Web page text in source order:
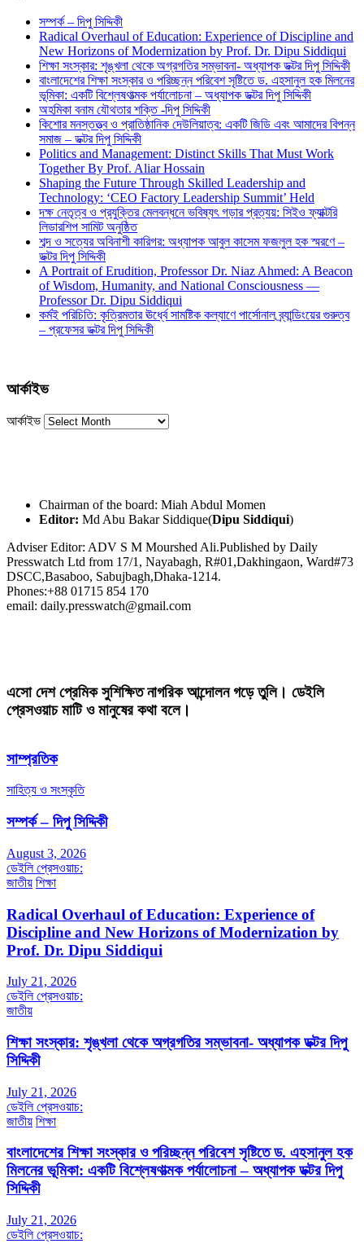
সম্পর্ক – দিপু সিদ্দিকী
Radical Overhaul of Education: Experience of Discipline and
New Horizons of Modernization by Prof. Dr. Dipu Siddiqui
শিক্ষা সংস্কার: শৃঙ্খলা থেকে অগ্রগতির সম্ভাবনা- অধ্যাপক ডক্টর দিপু সিদ্দিকী
বাংলাদেশের শিক্ষা সংস্কার ও পরিচ্ছন্ন পরিবেশ সৃষ্টিতে ড. এহসানুল হক মিলনের
ভূমিকা: একটি বিশ্লেষণাত্মক পর্যালোচনা – অধ্যাপক ডক্টর দিপু সিদ্দিকী
অহমিকা বনাম যৌথতার শক্তি -দিপু সিদ্দিকী
কিশোর মনস্তত্ত্ব ও প্রাতিষ্ঠানিক দেউলিয়াত্ব: একটি জিডি এবং আমাদের বিপন্ন
সমাজ – ডক্টর দিপু সিদ্দিকী
Politics and Management: Distinct Skills That Must Work
Together By Prof. Aliar Hossain
Shaping the Future Through Skilled Leadership and
Technology: ‘CEO Factory Leadership Summit’ Held
দক্ষ নেতৃত্ব ও প্রযুক্তির মেলবন্ধনে ভবিষ্যৎ গড়ার প্রত্যয়: সিইও ফ্যাক্টরি
লিডারশিপ সামিট অনুষ্ঠিত
শব্দ ও সত্যের অবিনাশী কারিগর: অধ্যাপক আবুল কাসেম ফজলুল হক স্মরণে –
ডক্টর দিপু সিদ্দিকী
A Portrait of Erudition, Professor Dr. Niaz Ahmed: A Beacon
of Wisdom, Humanity, and National Consciousness —
Professor Dr. Dipu Siddiqui
কর্মই পরিচিতি: কৃত্রিমতার ঊর্ধ্বে সামষ্টিক কল্যাণে পার্সোনাল ব্র্যান্ডিংয়ের গুরুত্ব
– প্রফেসর ডক্টর দিপু সিদ্দিকী
আর্কাইভ
আর্কাইভ
Chairman of the board: Miah Abdul Momen
Editor: Md Abu Bakar Siddique(Dipu Siddiqui)
Adviser Editor: ADV S M Mourshed Ali.Published by Daily
Presswatch Ltd from 17/1, Nayabagh, R#01,Dakhingaon, Ward#73
DSCC,Basaboo, Sabujbagh,Dhaka-1214.
Phones:+88 01715 854 170
email: daily.presswatch@gmail.com
এসো দেশ প্রেমিক সুশিক্ষিত নাগরিক আন্দোলন গড়ে তুলি। ডেইলি
প্রেসওয়াচ মাটি ও মানুষের কথা বলে।
সাম্প্রতিক
সাহিত্য ও সংস্কৃতি
সম্পর্ক – দিপু সিদ্দিকী
August 3, 2026
ডেইলি প্রেসওয়াচ:
জাতীয় শিক্ষা
Radical Overhaul of Education: Experience of
Discipline and New Horizons of Modernization by
Prof. Dr. Dipu Siddiqui
July 21, 2026
ডেইলি প্রেসওয়াচ:
জাতীয়
শিক্ষা সংস্কার: শৃঙ্খলা থেকে অগ্রগতির সম্ভাবনা- অধ্যাপক ডক্টর দিপু
সিদ্দিকী
July 21, 2026
ডেইলি প্রেসওয়াচ:
জাতীয় শিক্ষা
বাংলাদেশের শিক্ষা সংস্কার ও পরিচ্ছন্ন পরিবেশ সৃষ্টিতে ড. এহসানুল হক
মিলনের ভূমিকা: একটি বিশ্লেষণাত্মক পর্যালোচনা – অধ্যাপক ডক্টর দিপু
সিদ্দিকী
July 21, 2026
ডেইলি প্রেসওয়াচ: